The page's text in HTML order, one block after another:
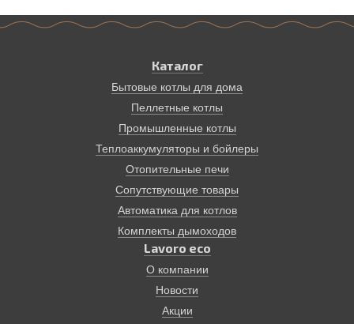
Каталог
Бытовые котлы для дома
Пеллетные котлы
Промышленные котлы
Теплоаккумуляторы и бойлеры
Отопительные печи
Сопутствующие товары
Автоматика для котлов
Комплекты дымоходов
Lavoro eco
О компании
Новости
Акции